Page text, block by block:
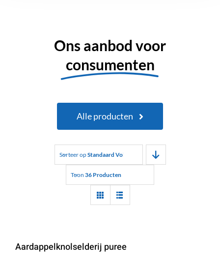
Ons aanbod voor
consumenten
Alle producten
Sorteer opStandaard Volgorde
Toon 36 Producten
Aardappelknolselderij puree